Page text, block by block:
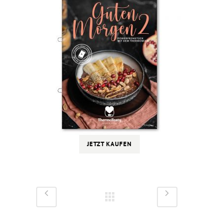
JETZT KAUFEN